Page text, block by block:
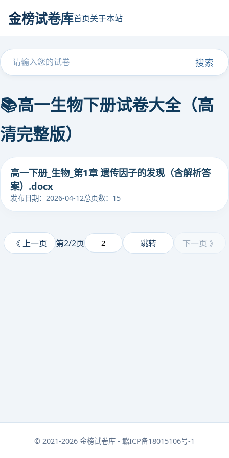
金榜试卷库首页关于本站
搜索
📚高一生物下册试卷大全（高
清完整版）
高一下册_生物_第1章 遗传因子的发现（含解析答
案）.docx
发布日期：2026-04-12总页数：15
《 上一页 第2/2页 跳转 下一页 》
© 2021-2026 金榜试卷库 - 赣ICP备18015106号-1